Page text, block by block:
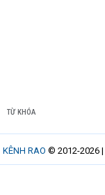
TỪ KHÓA
KÊNH RAO © 2012-2026 |